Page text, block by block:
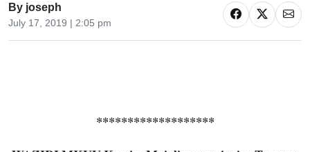
By joseph
July 17, 2019 | 2:05 pm
*******************